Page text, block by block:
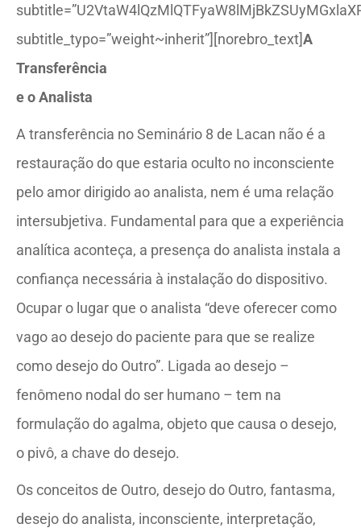
subtitle_typo=”weight~inherit”][norebro_text]A
Transferência
e o Analista
A transferência no Seminário 8 de Lacan não é a
restauração do que estaria oculto no inconsciente
pelo amor dirigido ao analista, nem é uma relação
intersubjetiva. Fundamental para que a experiência
analítica aconteça, a presença do analista instala a
confiança necessária à instalação do dispositivo.
Ocupar o lugar que o analista “deve oferecer como
vago ao desejo do paciente para que se realize
como desejo do Outro”. Ligada ao desejo –
fenômeno nodal do ser humano – tem na
formulação do agalma, objeto que causa o desejo,
o pivô, a chave do desejo.
Os conceitos de Outro, desejo do Outro, fantasma,
desejo do analista, inconsciente, interpretação,